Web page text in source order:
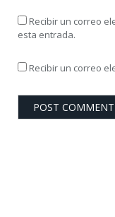
Recibir un correo
esta entrada.
Recibir un correo